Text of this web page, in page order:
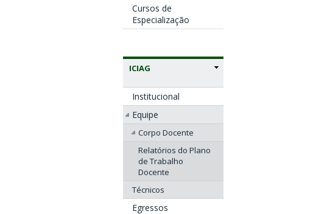
Cursos de
Especialização
ICIAG
Institucional
Equipe
Corpo Docente
Relatórios do Plano
de Trabalho
Docente
Técnicos
Egressos